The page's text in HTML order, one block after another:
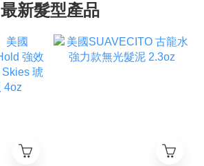
最新髮型產品